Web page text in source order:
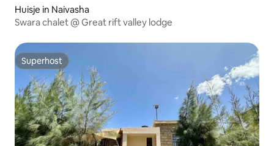
Huisje in Naivasha
Swara chalet @ Great rift valley lodge
Superhost
Superhost